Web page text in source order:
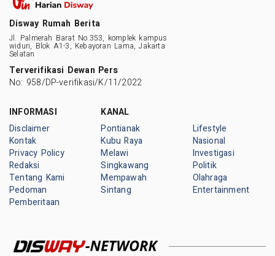
Disway Rumah Berita
Jl. Palmerah Barat No.353, komplek kampus
widuri, Blok A1-3, Kebayoran Lama, Jakarta
Selatan
Terverifikasi Dewan Pers
No: 958/DP-verifikasi/K/11/2022
INFORMASI
Disclaimer
Kontak
Privacy Policy
Redaksi
Tentang Kami
Pedoman
Pemberitaan
KANAL
Pontianak
Kubu Raya
Melawi
Singkawang
Mempawah
Sintang
Lifestyle
Nasional
Investigasi
Politik
Olahraga
Entertainment